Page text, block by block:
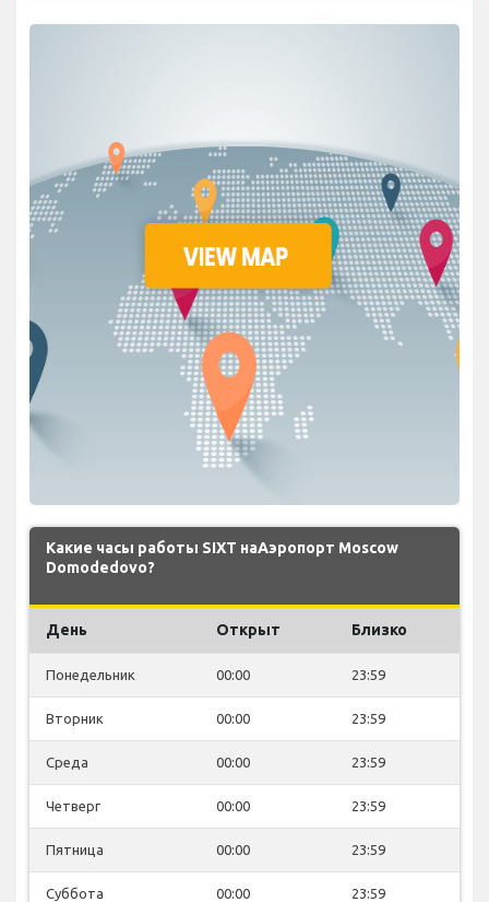
Какие часы работы SIXT наАэропорт Moscow
Domodedovo?
День Открыт Близко
Понедельник 00:00 23:59
Вторник 00:00 23:59
Среда 00:00 23:59
Четверг 00:00 23:59
Пятница 00:00 23:59
Суббота 00:00 23:59